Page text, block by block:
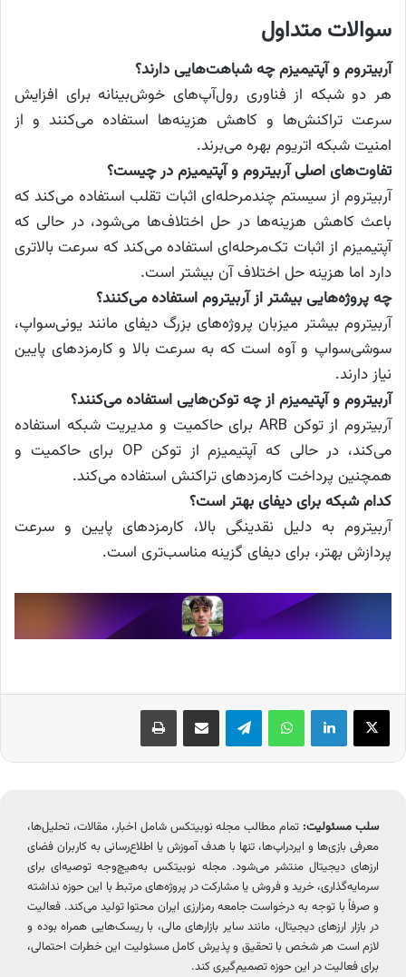
سوالات متداول
آربیتروم و آپتیمیزم چه شباهت‌هایی دارند؟
هر دو شبکه از فناوری رول‌آپ‌های خوش‌بینانه برای افزایش
سرعت تراکنش‌ها و کاهش هزینه‌ها استفاده می‌کنند و از
امنیت شبکه اتریوم بهره می‌برند.
تفاوت‌های اصلی آربیتروم و آپتیمیزم در چیست؟
آربیتروم از سیستم چندمرحله‌ای اثبات تقلب استفاده می‌کند که
باعث کاهش هزینه‌ها در حل اختلاف‌ها می‌شود، در حالی که
آپتیمیزم از اثبات تک‌مرحله‌ای استفاده می‌کند که سرعت بالاتری
دارد اما هزینه حل اختلاف آن بیشتر است.
چه پروژه‌هایی بیشتر از آربیتروم استفاده می‌کنند؟
آربیتروم بیشتر میزبان پروژه‌های بزرگ دیفای مانند یونی‌سواپ،
سوشی‌سواپ و آوه است که به سرعت بالا و کارمزدهای پایین
نیاز دارند.
آربیتروم و آپتیمیزم از چه توکن‌هایی استفاده می‌کنند؟
آربیتروم از توکن ARB برای حاکمیت و مدیریت شبکه استفاده
می‌کند، در حالی که آپتیمیزم از توکن OP برای حاکمیت و
همچنین پرداخت کارمزدهای تراکنش استفاده می‌کند.
کدام شبکه برای دیفای بهتر است؟
آربیتروم به دلیل نقدینگی بالا، کارمزدهای پایین و سرعت
پردازش بهتر، برای دیفای گزینه مناسب‌تری است.
X لینکدین واتس آپ تلگرام اشتراک گذاری از طریق ایمیل چاپ
سلب مسئولیت: تمام مطالب مجله نوبیتکس شامل اخبار، مقالات، تحلیل‌ها،
معرفی بازی‌ها و ایردراپ‌ها، تنها با هدف آموزش یا اطلاع‌رسانی به کاربران فضای
ارزهای دیجیتال منتشر می‌شود. مجله نوبیتکس به‌هیچ‌وجه توصیه‌ای برای
سرمایه‌گذاری، خرید و فروش یا مشارکت در پروژه‌های مرتبط با این حوزه نداشته
و صرفاً با توجه به درخواست جامعه رمزارزی ایران محتوا تولید می‌کند. فعالیت
در بازار ارزهای دیجیتال، مانند سایر بازارهای مالی، با ریسک‌هایی همراه بوده و
لازم است هر شخص با تحقیق و پذیرش کامل مسئولیت این خطرات احتمالی،
برای فعالیت در این حوزه تصمیم‌گیری کند.